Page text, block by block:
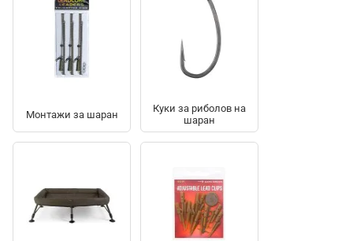
Монтажи за шаран
Куки за риболов на
шаран